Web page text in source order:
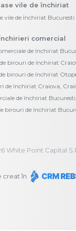
vile de închiriat
vile de închiriat Bucuresti
comercial
de închiriat
birouri de închiriat
birouri de închiriat
de închiriat Craiova,
de închiriat
birouri de închiriat
White Point Capital
creat în